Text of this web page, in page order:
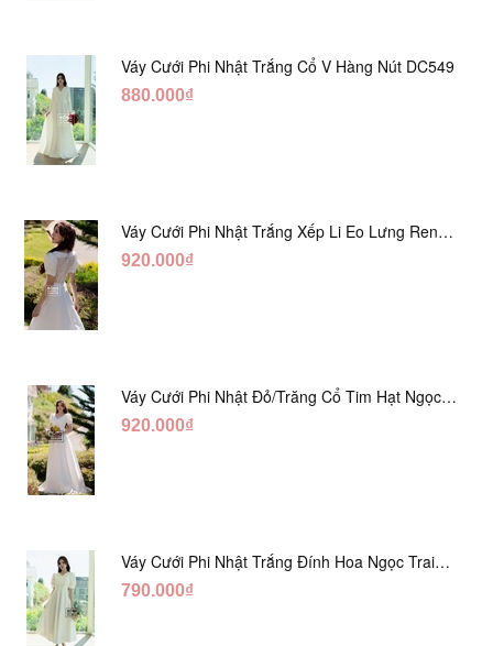
Váy Cưới Phi Nhật Trắng Cổ V Hàng Nút DC549
880.000₫
Váy Cưới Phi Nhật Trắng Xếp Li Eo Lưng Ren
DC547
920.000₫
Váy Cưới Phi Nhật Đỏ/Trăng Cổ Tim Hạt Ngọc
DC548
920.000₫
Váy Cưới Phi Nhật Trắng Đính Hoa Ngọc Trai
Lửng DC465
790.000₫